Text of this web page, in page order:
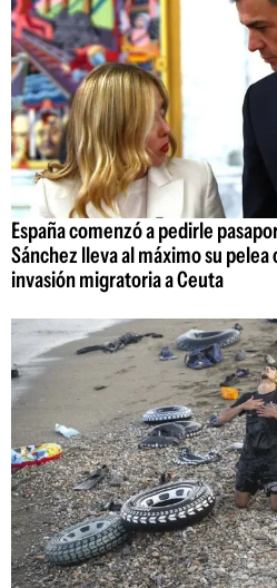
España comenzó a pedirle
Sánchez lleva al máximo su
invasión migratoria a Ceuta